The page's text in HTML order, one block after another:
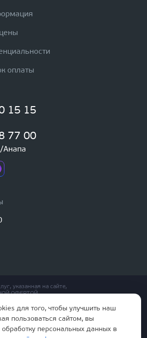
оплаты
15 15
77 00
Анапа
указанная на сайте,
ОФЕРТОЙ
и межкомнатных дверей
данных
для того, чтобы улучшить наш
пользоваться сайтом, вы
обработку персональных данных в